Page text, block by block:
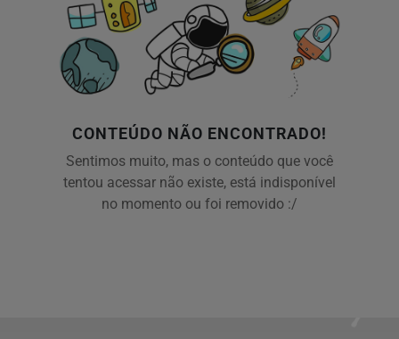
CONTEÚDO NÃO ENCONTRADO!
Sentimos muito, mas o conteúdo que você
tentou acessar não existe, está indisponível
no momento ou foi removido :/